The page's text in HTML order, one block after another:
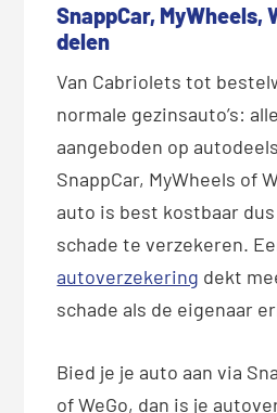
SnappCar, MyWheels,
delen
Van Cabriolets tot
normale gezinsauto’s:
aangeboden op
SnappCar, MyWheels of
auto is best kostbaar
schade te verzekeren.
autoverzekering dekt
schade als de eigenaar
Bied je je auto aan via
of WeGo, dan is je